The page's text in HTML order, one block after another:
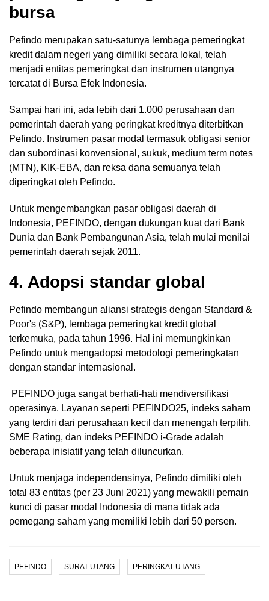
bursa
Pefindo merupakan satu-satunya lembaga pemeringkat
kredit dalam negeri yang dimiliki secara lokal, telah
menjadi entitas pemeringkat dan instrumen utangnya
tercatat di Bursa Efek Indonesia.
Sampai hari ini, ada lebih dari 1.000 perusahaan dan
pemerintah daerah yang peringkat kreditnya diterbitkan
Pefindo. Instrumen pasar modal termasuk obligasi senior
dan subordinasi konvensional, sukuk, medium term notes
(MTN), KIK-EBA, dan reksa dana semuanya telah
diperingkat oleh Pefindo.
Untuk mengembangkan pasar obligasi daerah di
Indonesia, PEFINDO, dengan dukungan kuat dari Bank
Dunia dan Bank Pembangunan Asia, telah mulai menilai
pemerintah daerah sejak 2011.
4. Adopsi standar global
Pefindo membangun aliansi strategis dengan Standard &
Poor's (S&P), lembaga pemeringkat kredit global
terkemuka, pada tahun 1996. Hal ini memungkinkan
Pefindo untuk mengadopsi metodologi pemeringkatan
dengan standar internasional.
PEFINDO juga sangat berhati-hati mendiversifikasi
operasinya. Layanan seperti PEFINDO25, indeks saham
yang terdiri dari perusahaan kecil dan menengah terpilih,
SME Rating, dan indeks PEFINDO i-Grade adalah
beberapa inisiatif yang telah diluncurkan.
Untuk menjaga independensinya, Pefindo dimiliki oleh
total 83 entitas (per 23 Juni 2021) yang mewakili pemain
kunci di pasar modal Indonesia di mana tidak ada
pemegang saham yang memiliki lebih dari 50 persen.
PEFINDO SURAT UTANG PERINGKAT UTANG